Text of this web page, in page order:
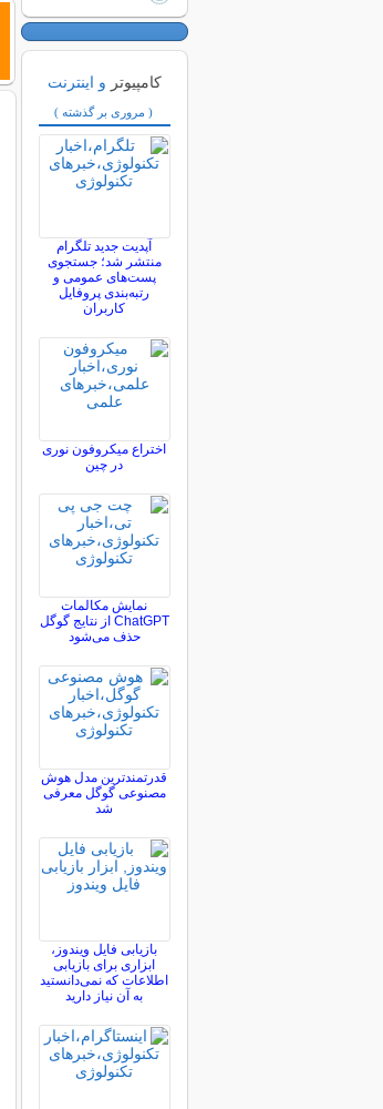
کامپیوتر و اینترنت
( مروری بر گذشته )
آپدیت جدید تلگرام
منتشر شد؛ جستجوی
پست‌های عمومی و
رتبه‌بندی پروفایل
کاربران
اختراع میکروفون نوری
در چین
نمایش مکالمات
ChatGPT از نتایج گوگل
حذف می‌شود
قدرتمندترین مدل هوش
مصنوعی گوگل معرفی
شد
بازیابی فایل ویندوز،
ابزاری برای بازیابی
اطلاعات که نمی‌دانستید
به آن نیاز دارید